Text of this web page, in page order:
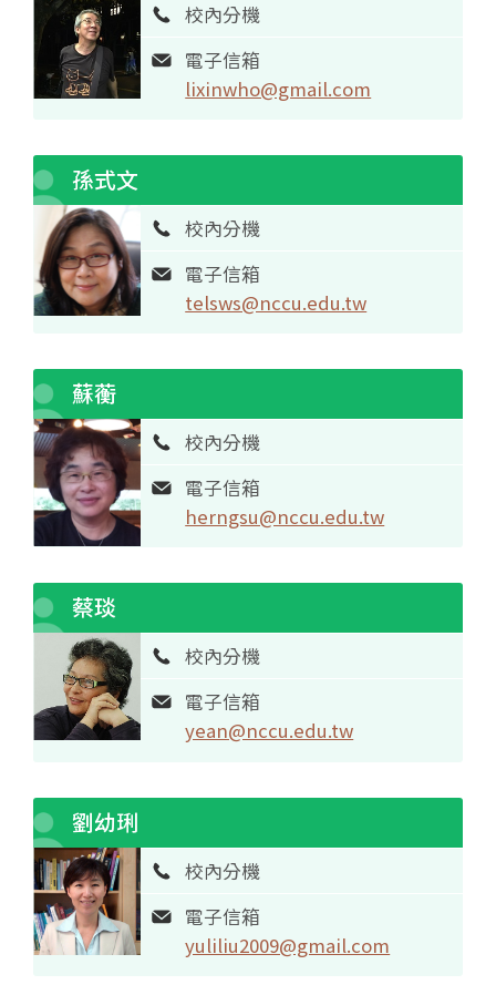
校內分機
電子信箱
lixinwho@gmail.com
孫式文
校內分機
電子信箱
telsws@nccu.edu.tw
蘇蘅
校內分機
電子信箱
herngsu@nccu.edu.tw
蔡琰
校內分機
電子信箱
yean@nccu.edu.tw
劉幼琍
校內分機
電子信箱
yuliliu2009@gmail.com